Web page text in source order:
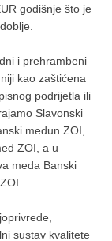
godišnje što je
i prehrambeni
kao zaštićena
podrijetla ili
Slavonski
medun ZOI,
ZOI, a u
meda Banski
sustav kvalitete